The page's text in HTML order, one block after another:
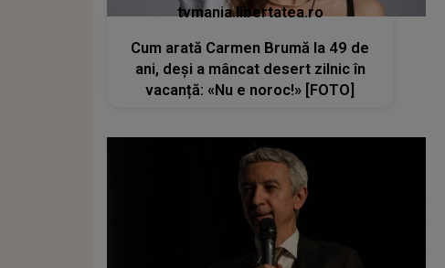
tvmania.libertatea.ro
Cum arată Carmen Brumă la 49 de
ani, deși a mâncat desert zilnic în
vacanță: «Nu e noroc!» [FOTO]